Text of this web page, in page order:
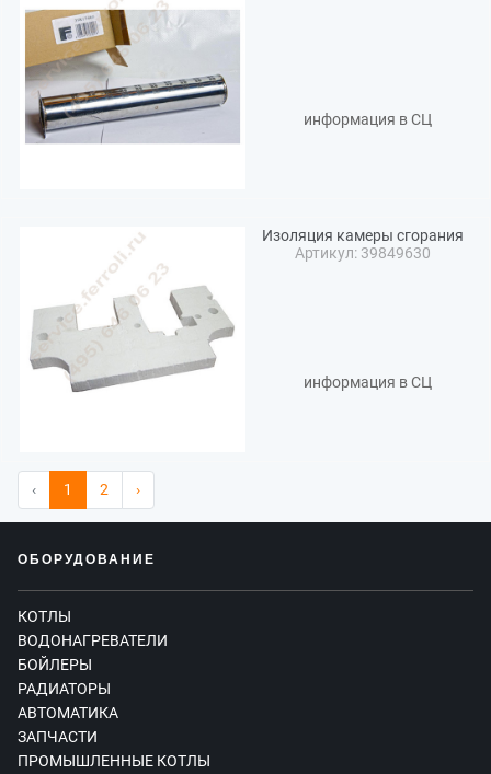
информация в СЦ
Изоляция камеры сгорания
Артикул: 39849630
информация в СЦ
‹ 1 2 ›
ОБОРУДОВАНИЕ
КОТЛЫ
ВОДОНАГРЕВАТЕЛИ
БОЙЛЕРЫ
РАДИАТОРЫ
АВТОМАТИКА
ЗАПЧАСТИ
ПРОМЫШЛЕННЫЕ КОТЛЫ